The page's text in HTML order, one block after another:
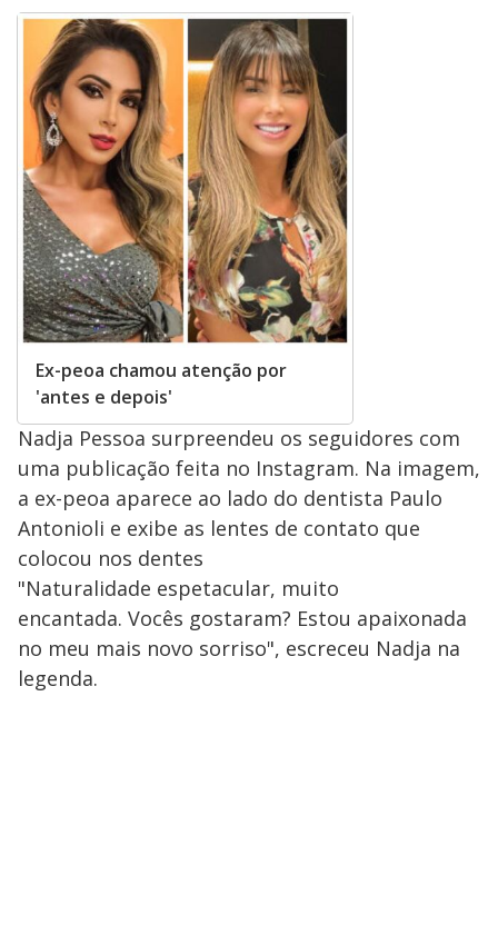
Ex-peoa chamou atenção por
'antes e depois'
Nadja Pessoa surpreendeu os seguidores com
uma publicação feita no Instagram. Na imagem,
a ex-peoa aparece ao lado do dentista Paulo
Antonioli e exibe as lentes de contato que
colocou nos dentes
"Naturalidade espetacular, muito
encantada. Vocês gostaram? Estou apaixonada
no meu mais novo sorriso", escreceu Nadja na
legenda.